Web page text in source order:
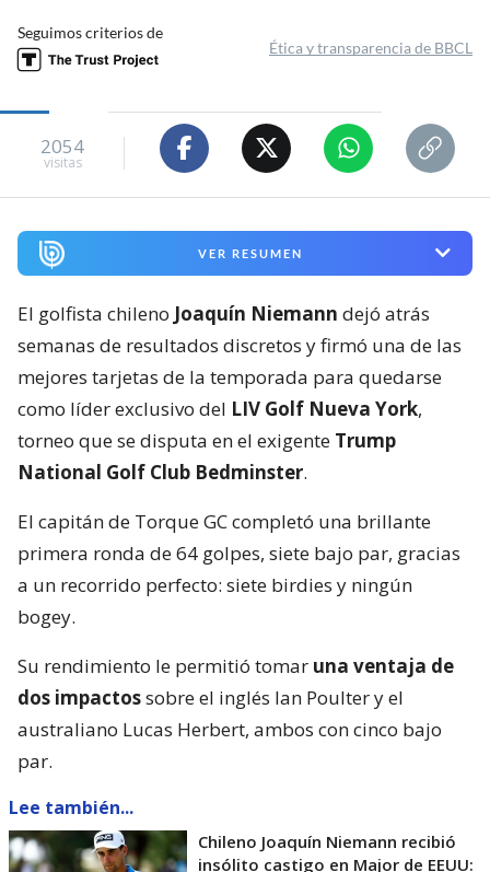
Seguimos criterios de
Ética y transparencia de BBCL
2054
visitas
VER RESUMEN
El golfista chileno Joaquín Niemann dejó atrás
semanas de resultados discretos y firmó una de las
mejores tarjetas de la temporada para quedarse
como líder exclusivo del LIV Golf Nueva York,
torneo que se disputa en el exigente Trump
National Golf Club Bedminster.
El capitán de Torque GC completó una brillante
primera ronda de 64 golpes, siete bajo par, gracias
a un recorrido perfecto: siete birdies y ningún
bogey.
Su rendimiento le permitió tomar una ventaja de
dos impactossobre el inglés Ian Poulter y el
australiano Lucas Herbert, ambos con cinco bajo
par.
Lee también...
Chileno Joaquín Niemann recibió
insólito castigo en Major de EEUU: